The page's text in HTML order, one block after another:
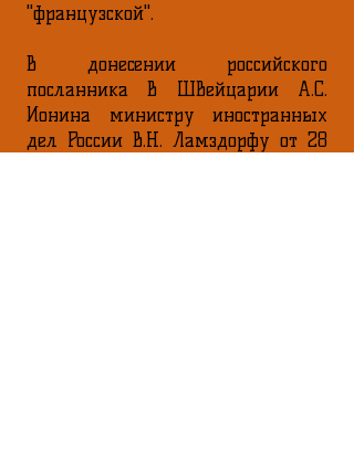
"французской".
В донесении российского
посланника в Швейцарии А.С.
Ионина министру иностранных
дел России В.Н. Ламздорфу от 28